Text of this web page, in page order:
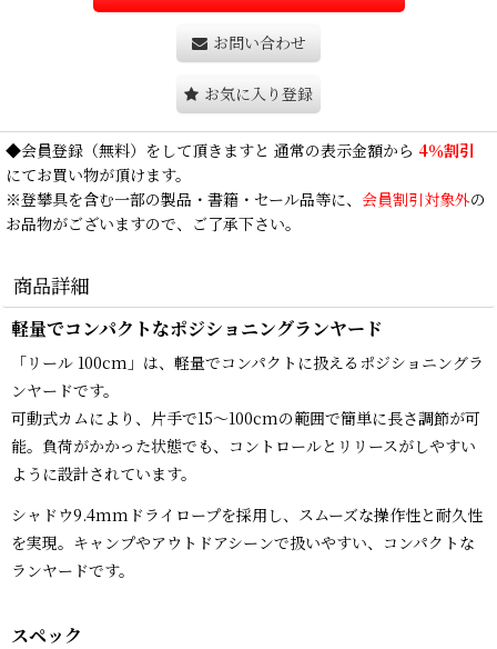
お問い合わせ
お気に入り登録
◆会員登録 （無料）をして頂きますと 通常の表示金額から 4％割引
にてお買い物が頂けます。
※登攀具を含む一部の製品・書籍・セール品等に、 会員割引対象外の
お品物がございますので、ご了承下さい。
商品詳細
軽量でコンパクトなポジショニングランヤード
「リール 100cm」は、軽量でコンパクトに扱えるポジショニングラ
ンヤードです。
可動式カムにより、片手で15〜100cmの範囲で簡単に長さ調節が可
能。負荷がかかった状態でも、コントロールとリリースがしやすい
ように設計されています。
シャドウ9.4mmドライロープを採用し、スムーズな操作性と耐久性
を実現。キャンプやアウトドアシーンで扱いやすい、コンパクトな
ランヤードです。
スペック